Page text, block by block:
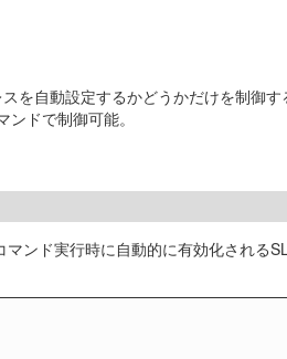
自動設定するかどうかだけを制御
ンドで制御可能。
マンド実行時に自動的に有効化される